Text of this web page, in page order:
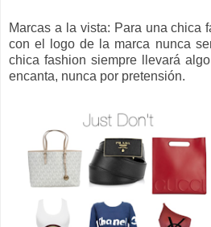
Marcas a la vista: Para una chica
con el logo de la marca nunca
chica fashion siempre llevará
encanta, nunca por pretensión.